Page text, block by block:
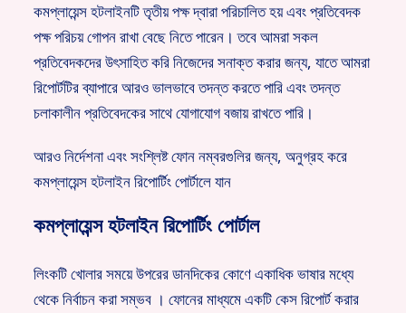
কমপ্লায়েন্স হটলাইনটি তৃতীয় পক্ষ দ্বারা পরিচালিত হয় এবং প্রতিবেদক
পক্ষ পরিচয় গোপন রাখা বেছে নিতে পারেন। তবে আমরা সকল
প্রতিবেদকদের উৎসাহিত করি নিজেদের সনাক্ত করার জন্য, যাতে আমরা
রিপোর্টটির ব্যাপারে আরও ভালভাবে তদন্ত করতে পারি এবং তদন্ত
চলাকালীন প্রতিবেদকের সাথে যোগাযোগ বজায় রাখতে পারি।
আরও নির্দেশনা এবং সংশ্লিষ্ট ফোন নম্বরগুলির জন্য, অনুগ্রহ করে
কমপ্লায়েন্স হটলাইন রিপোর্টিং পোর্টালে যান
কমপ্লায়েন্স হটলাইন রিপোর্টিং পোর্টাল
লিংকটি খোলার সময়ে উপরের ডানদিকের কোণে একাধিক ভাষার মধ্যে
থেকে নির্বাচন করা সম্ভব । ফোনের মাধ্যমে একটি কেস রিপোর্ট করার